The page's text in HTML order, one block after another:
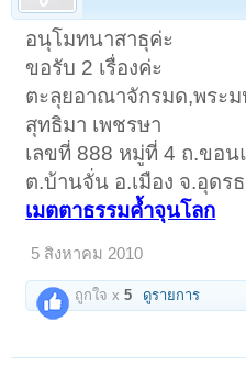
อนุโมทนาสาธุค่ะ
ขอรับ 2 เรื่องค่ะ
ตะลุยอาณาจักรมด,พระม
สุทธิมา เพชรษา
เลขที่ 888 หมู่ที่ 4 ถ.ขอ
ต.บ้านจั่น อ.เมือง จ.อุดร
เมตตาธรรมค้ำจุนโลก
5 สิงหาคม 2010
ถูกใจ x5 ดูรายการ